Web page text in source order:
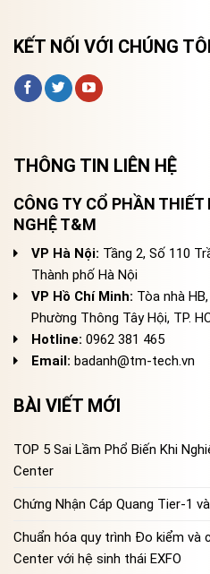
KẾT NỐI VỚI CHÚNG TÔI
THÔNG TIN LIÊN HỆ
CÔNG TY CỔ PHẦN THIẾT
NGHỆ T&M
VP Hà Nội: Tầng 2, Số 110
Thành phố Hà Nội
VP Hồ Chí Minh: Tòa nhà
Phường Thông Tây Hội, TP.
Hotline: 0962 381 465
Email: badanh@tm-tech.vn
BÀI VIẾT MỚI
TOP 5 Sai Lầm Phổ Biến Khi
Center
Chứng Nhận Cáp Quang Tier-1
Chuẩn hóa quy trình Đo kiểm và
Center với hệ sinh thái EXFO